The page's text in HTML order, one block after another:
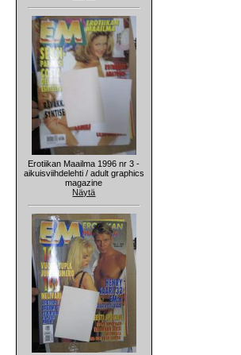
Erotiikan Maailma 1996 nr 3 -
aikuisviihdelehti / adult graphics
magazine
Näytä